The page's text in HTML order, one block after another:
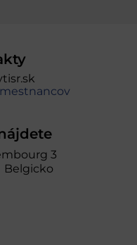
3
Belgicko